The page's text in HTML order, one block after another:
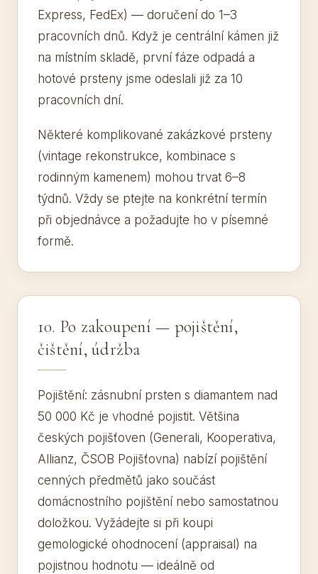
Express, FedEx) — doručení do 1–3
pracovních dnů. Když je centrální kámen již
na místním skladě, první fáze odpadá a
hotové prsteny jsme odeslali již za 10
pracovních dní.
Některé komplikované zakázkové prsteny
(vintage rekonstrukce, kombinace s
rodinným kamenem) mohou trvat 6–8
týdnů. Vždy se ptejte na konkrétní termín
při objednávce a požadujte ho v písemné
formě.
10. Po zakoupení — pojištění,
čištění, údržba
Pojištění: zásnubní prsten s diamantem nad
50 000 Kč je vhodné pojistit. Většina
českých pojišťoven (Generali, Kooperativa,
Allianz, ČSOB Pojišťovna) nabízí pojištění
cenných předmětů jako součást
domácnostního pojištění nebo samostatnou
doložkou. Vyžádejte si při koupi
gemologické ohodnocení (appraisal) na
pojistnou hodnotu — ideálně od